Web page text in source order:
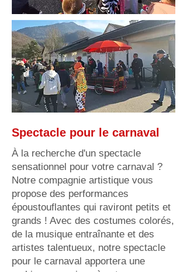
Spectacle pour le carnaval
À la recherche d'un spectacle
sensationnel pour votre carnaval ?
Notre compagnie artistique vous
propose des performances
époustouflantes qui raviront petits et
grands ! Avec des costumes colorés,
de la musique entraînante et des
artistes talentueux, notre spectacle
pour le carnaval apportera une